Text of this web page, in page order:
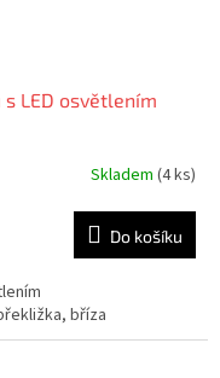
LED osvětlením
Skladem (4 ks)
Do košíku
bříza